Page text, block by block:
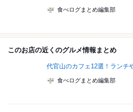
食べログまとめ編集部
このお店の近くのグルメ情報まとめ
代官山のカフェ12選！ランチ
食べログまとめ編集部